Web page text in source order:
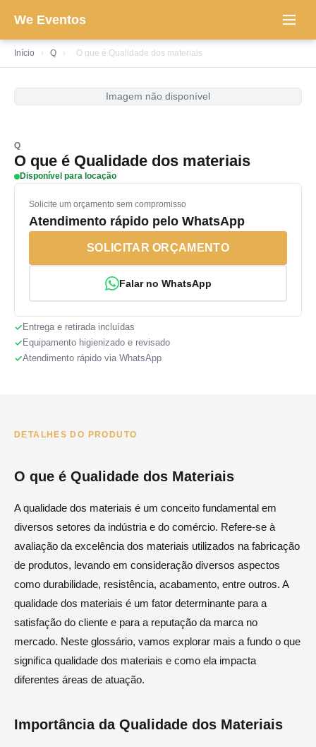
We Eventos
Início › Q › O que é Qualidade dos materiais
Imagem não disponível
Q
O que é Qualidade dos materiais
Disponível para locação
Solicite um orçamento sem compromisso
Atendimento rápido pelo WhatsApp
SOLICITAR ORÇAMENTO
Falar no WhatsApp
Entrega e retirada incluídas
Equipamento higienizado e revisado
Atendimento rápido via WhatsApp
DETALHES DO PRODUTO
O que é Qualidade dos Materiais
A qualidade dos materiais é um conceito fundamental em
diversos setores da indústria e do comércio. Refere-se à
avaliação da excelência dos materiais utilizados na fabricação
de produtos, levando em consideração diversos aspectos
como durabilidade, resistência, acabamento, entre outros. A
qualidade dos materiais é um fator determinante para a
satisfação do cliente e para a reputação da marca no
mercado. Neste glossário, vamos explorar mais a fundo o que
significa qualidade dos materiais e como ela impacta
diferentes áreas de atuação.
Importância da Qualidade dos Materiais